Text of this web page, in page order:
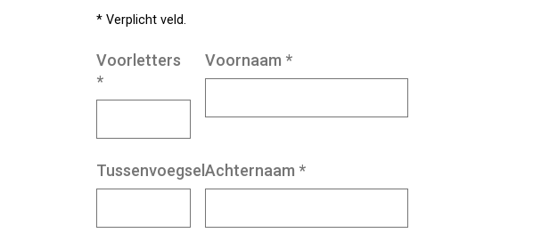
* Verplicht veld.
Voorletters
*
Voornaam *
Tussenvoegsel Achternaam *